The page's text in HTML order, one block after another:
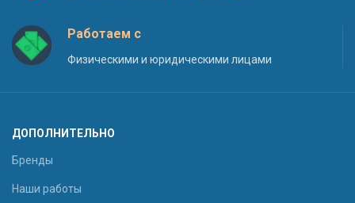
Работаем с
Физическими и юридическими лицами
ДОПОЛНИТЕЛЬНО
Бренды
Наши работы